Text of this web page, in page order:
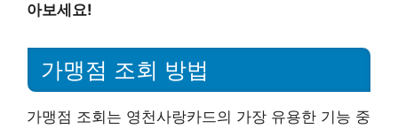
아보세요!
가맹점 조회 방법
가맹점 조회는 영천사랑카드의 가장 유용한 기능 중